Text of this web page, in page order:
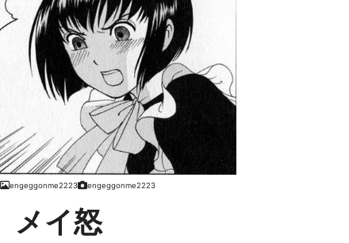
engeggonme2223 engeggonme2223
メイ怒